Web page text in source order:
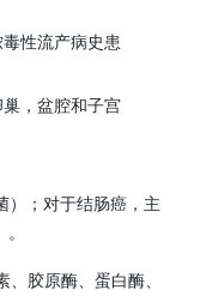
性流产病史患
，盆腔和子宫
）；对于结肠癌，主
胶原酶、蛋白酶、